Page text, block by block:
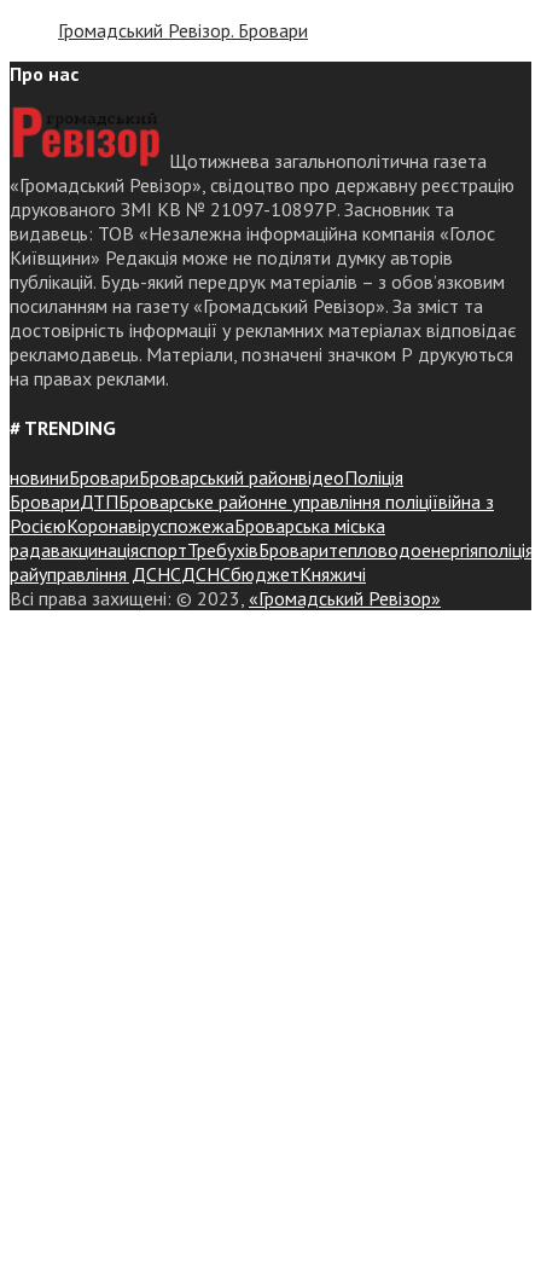
Громадський Ревізор. Бровари
Про нас
Щотижнева загальнополітична газета
«Громадський Ревізор», свідоцтво про державну реєстрацію
друкованого ЗМІ КВ № 21097-10897Р. Засновник та
видавець: ТОВ «Незалежна інформаційна компанія «Голос
Київщини» Редакція може не поділяти думку авторів
публікацій. Будь-який передрук матеріалів – з обов’язковим
посиланням на газету «Громадський Ревізор». За зміст та
достовірність інформації у рекламних матеріалах відповідає
рекламодавець. Матеріали, позначені значком Р друкуються
на правах реклами.
# TRENDING
новиниБровариБроварський районвідеоПоліція
БровариДТПБроварське районне управління поліціївійна з
РосієюКоронавіруспожежаБроварська міська
радавакцинаціяспортТребухівБроваритепловодоенергіяполіція
райуправління ДСНСДСНСбюджетКняжичі
Всі права захищені: © 2023, «Громадський Ревізор»